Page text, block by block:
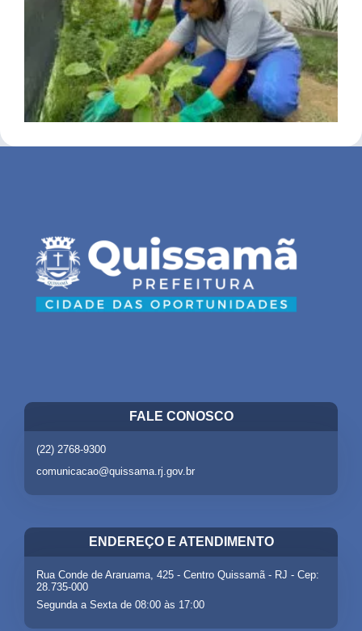
FALE CONOSCO
(22) 2768-9300
comunicacao@quissama.rj.gov.br
ENDEREÇO E ATENDIMENTO
Rua Conde de Araruama, 425 - Centro Quissamã - RJ - Cep:
28.735-000
Segunda a Sexta de 08:00 às 17:00